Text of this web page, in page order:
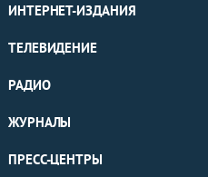
ИНТЕРНЕТ-ИЗДАНИЯ
ТЕЛЕВИДЕНИЕ
РАДИО
ЖУРНАЛЫ
ПРЕСС-ЦЕНТРЫ